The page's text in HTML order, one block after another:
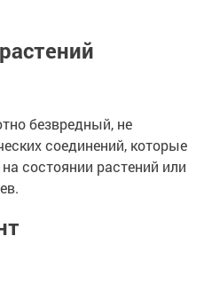
безвредный, не
соединений, которые
состоянии растений или